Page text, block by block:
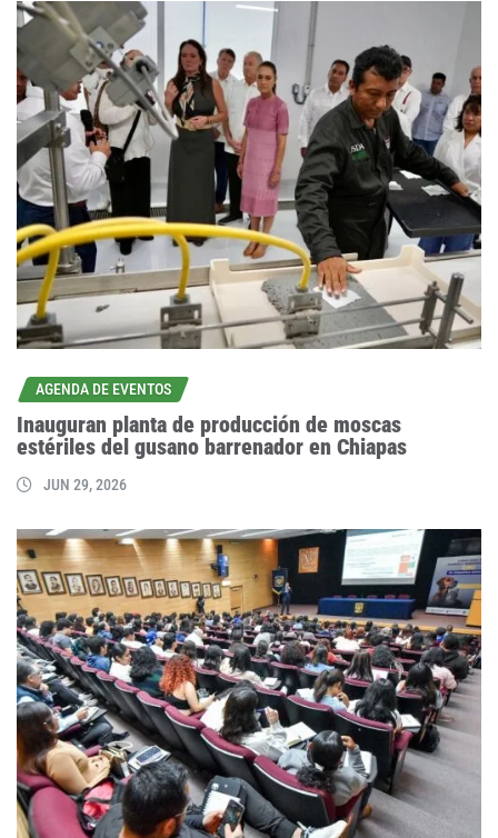
AGENDA DE EVENTOS
Inauguran planta de producción de moscas
estériles del gusano barrenador en Chiapas
JUN 29, 2026